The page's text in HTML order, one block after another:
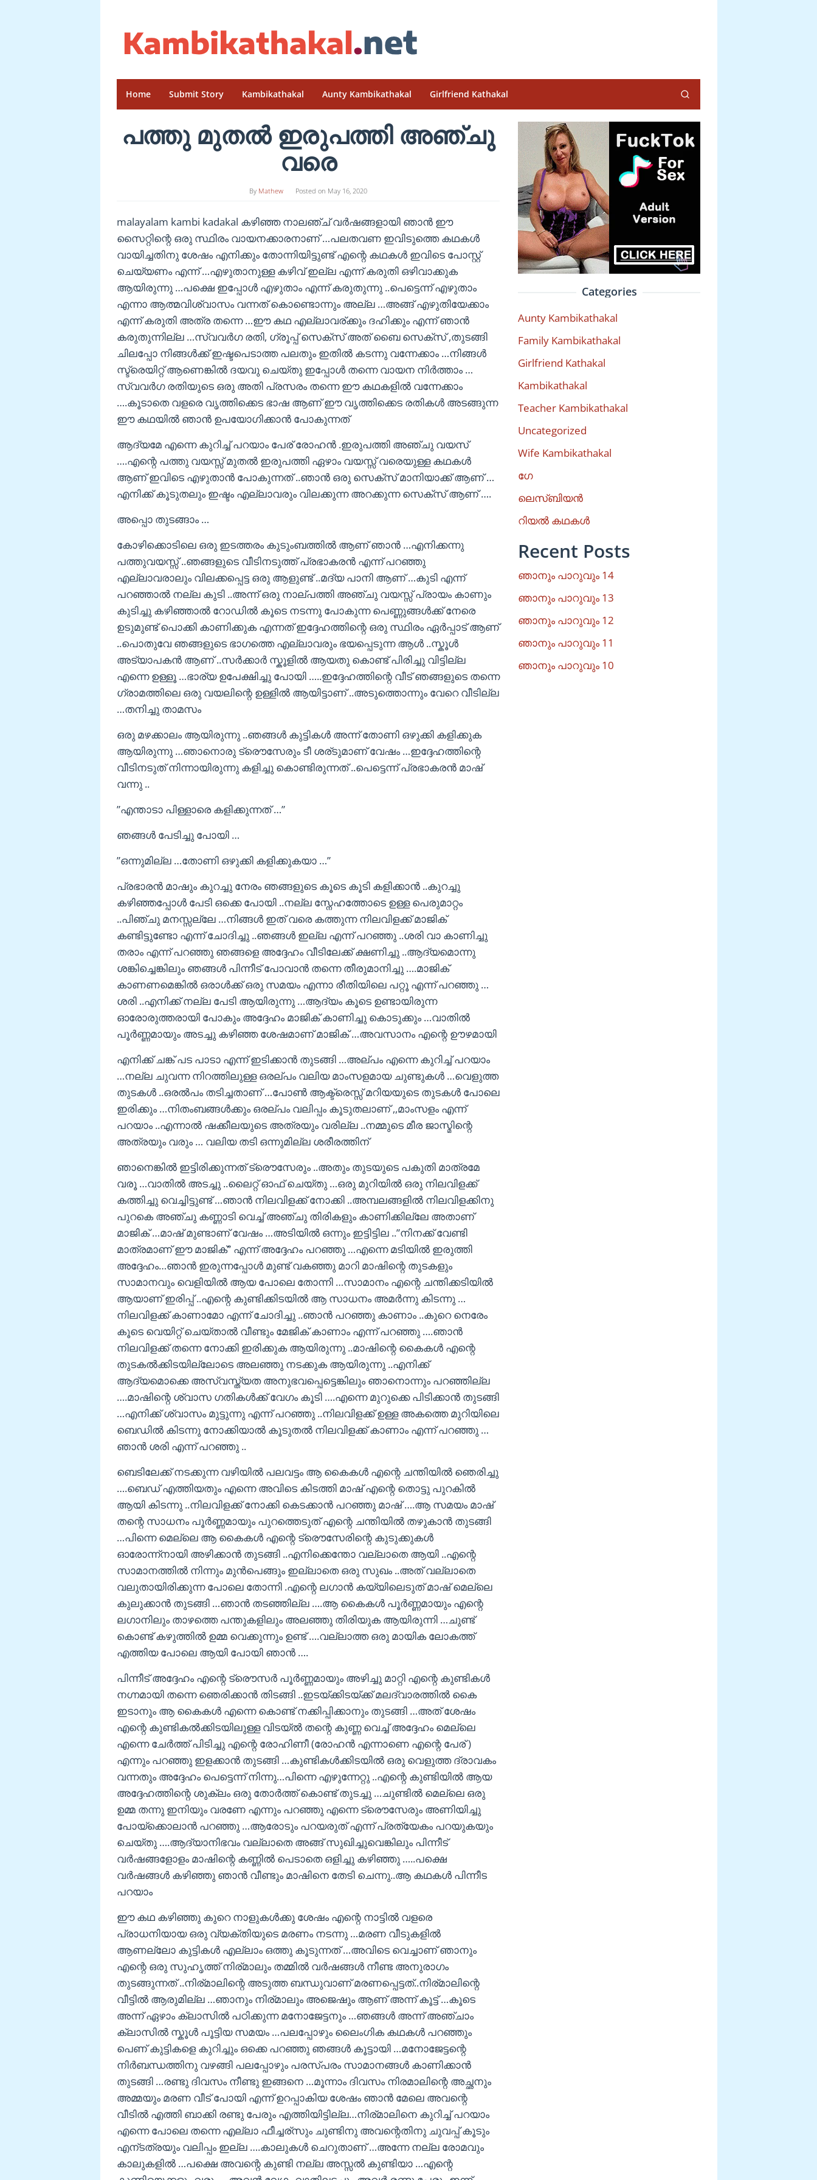
content
Home Submit Story Kambikathakal Aunty Kambikathakal Girlfriend Kathakal
പത്തു മുതല്‍ ഇരുപത്തി അഞ്ചു
വരെ
By Mathew Posted on May 16, 2020
malayalam kambi kadakal കഴിഞ്ഞ നാലഞ്ച് വര്‍ഷങ്ങളായി ഞാന്‍ ഈ
സൈറ്റിന്റെ ഒരു സ്ഥിരം വായനക്കാരനാണ് …പലതവണ ഇവിടുത്തെ കഥകള്‍
വായിച്ചതിനു ശേഷം എനിക്കും തോന്നിയിട്ടുണ്ട് എന്റെ കഥകള്‍ ഇവിടെ പോസ്റ്റ്‌
ചെയ്യണം എന്ന് …എഴുതാനുള്ള കഴിവ് ഇല്ല എന്ന് കരുതി ഒഴിവാക്കുക
ആയിരുന്നു …പക്ഷെ ഇപ്പോള്‍ എഴുതാം എന്ന് കരുതുന്നു ..പെട്ടെന്ന് എഴുതാം
എന്നാ ആത്മവിശ്വാസം വന്നത് കൊണ്ടൊന്നും അല്ല …അങ്ങ് എഴുതിയേക്കാം
എന്ന് കരുതി അത്ര തന്നെ …ഈ കഥ എല്ലാവര്ക്കും ദഹിക്കും എന്ന് ഞാന്‍
കരുതുന്നില്ല …സ്വവര്‍ഗ രതി, ഗ്രൂപ്പ് സെക്സ് അത് ബൈ സെക്സ് ,തുടങ്ങി
ചിലപ്പോ നിങ്ങള്‍ക്ക് ഇഷ്ടപെടാത്ത പലതും ഇതില്‍ കടന്നു വന്നേക്കാം …നിങ്ങള്‍
സ്ട്രെയിറ്റ് ആണെങ്കില്‍ ദയവു ചെയ്തു ഇപ്പോള്‍ തന്നെ വായന നിര്‍ത്താം …
സ്വവര്‍ഗ രതിയുടെ ഒരു അതി പ്രസരം തന്നെ ഈ കഥകളില്‍ വന്നേക്കാം
….കൂടാതെ വളരെ വൃത്തിക്കെട ഭാഷ ആണ് ഈ വൃത്തിക്കെട രതികള്‍ അടങ്ങുന്ന
ഈ കഥയില്‍ ഞാന്‍ ഉപയോഗിക്കാന്‍ പോകുന്നത്
ആദ്യമേ എന്നെ കുറിച്ച് പറയാം പേര് രോഹന്‍ .ഇരുപത്തി അഞ്ചു വയസ്
….എന്റെ പത്തു വയസ്സ് മുതല്‍ ഇരുപത്തി ഏഴാം വയസ്സ് വരെയുള്ള കഥകള്‍
ആണ് ഇവിടെ എഴുതാന്‍ പോകുന്നത് ..ഞാന്‍ ഒരു സെക്സ് മാനിയാക്ക് ആണ് …
എനിക്ക് കൂടുതലും ഇഷ്ടം എല്ലാവരും വിലക്കുന്ന അറക്കുന്ന സെക്സ് ആണ് ….
അപ്പൊ തുടങ്ങാം …
കോഴിക്കൊടിലെ ഒരു ഇടത്തരം കുടുംബത്തില്‍ ആണ് ഞാന്‍ …എനിക്കന്നു
പത്തുവയസ്സ് ..ഞങ്ങളുടെ വീടിനടുത്ത് പ്രഭാകരന്‍ എന്ന് പറഞ്ഞു
എല്ലാവരാലും വിലക്കപ്പെട്ട ഒരു ആളുണ്ട് ..മദ്യ പാനി ആണ് …കുടി എന്ന്
പറഞ്ഞാല്‍ നല്ല കുടി ..അന്ന് ഒരു നാല്പത്തി അഞ്ചു വയസ്സ് പ്രായം കാണും
കുടിച്ചു കഴിഞ്ഞാല്‍ റോഡില്‍ കൂടെ നടന്നു പോകുന്ന പെണ്ണുങ്ങള്‍ക്ക്‌ നേരെ
ഉടുമുണ്ട് പൊക്കി കാണിക്കുക എന്നത് ഇദ്ദേഹത്തിന്റെ ഒരു സ്ഥിരം ഏര്‍പ്പാട് ആണ്
..പൊതുവേ ഞങ്ങളുടെ ഭാഗത്തെ എല്ലാവരും ഭയപ്പെടുന്ന ആള്‍ ..സ്കൂള്‍
അട്യാപകന്‍ ആണ് ..സര്‍ക്കാര്‍ സ്കൂളില്‍ ആയതു കൊണ്ട് പിരിച്ചു വിട്ടില്ല
എന്നെ ഉള്ളൂ …ഭാര്യ ഉപേക്ഷിച്ചു പോയി …..ഇദ്ദേഹത്തിന്റെ വീട് ഞങ്ങളുടെ തന്നെ
ഗ്രാമത്തിലെ ഒരു വയലിന്റെ ഉള്ളില്‍ ആയിട്ടാണ് ..അടുത്തൊന്നും വേറെ വീടില്ല
…തനിച്ചു താമസം
ഒരു മഴക്കാലം ആയിരുന്നു ..ഞങ്ങള്‍ കുട്ടികള്‍ അന്ന് തോണി ഒഴുക്കി കളിക്കുക
ആയിരുന്നു …ഞാനൊരു ട്രൌസേരും ടീ ശര്ടുമാണ് വേഷം …ഇദ്ദേഹത്തിന്റെ
വീടിനടുത് നിന്നായിരുന്നു കളിച്ചു കൊണ്ടിരുന്നത് ..പെട്ടെന്ന് പ്രഭാകരന്‍ മാഷ്‌
വന്നു ..
”എന്താടാ പിള്ളാരെ കളിക്കുന്നത് …”
ഞങ്ങള്‍ പേടിച്ചു പോയി …
”ഒന്നുമില്ല …തോണി ഒഴുക്കി കളിക്കുകയാ …”
പ്രഭാരന്‍ മാഷും കുറച്ചു നേരം ഞങ്ങളുടെ കൂടെ കൂടി കളിക്കാന്‍ ..കുറച്ചു
കഴിഞ്ഞപ്പോള്‍ പേടി ഒക്കെ പോയി ..നല്ല സ്നേഹത്തോടെ ഉള്ള പെരുമാറ്റം
..പിഞ്ചു മനസ്സല്ലേ …നിങ്ങള്‍ ഇത് വരെ കത്തുന്ന നിലവിളക്ക് മാജിക്
കണ്ടിട്ടുണ്ടോ എന്ന് ചോദിച്ചു ..ഞങ്ങള്‍ ഇല്ല എന്ന് പറഞ്ഞു ..ശരി വാ കാണിച്ചു
തരാം എന്ന് പറഞ്ഞു ഞങ്ങളെ അദ്ദേഹം വീടിലേക്ക്‌ ക്ഷണിച്ചു ..ആദ്യമൊന്നു
ശങ്കിച്ചെങ്കിലും ഞങ്ങള്‍ പിന്നീട് പോവാന്‍ തന്നെ തീരുമാനിച്ചു ….മാജിക്
കാണണമെങ്കില്‍ ഒരാള്‍ക്ക്‌ ഒരു സമയം എന്നാ രീതിയിലെ പറ്റൂ എന്ന് പറഞ്ഞു …
ശരി ..എനിക്ക് നല്ല പേടി ആയിരുന്നു …ആദ്യം കൂടെ ഉണ്ടായിരുന്ന
ഓരോരുത്തരായി പോകും അദ്ദേഹം മാജിക് കാണിച്ചു കൊടുക്കും …വാതില്‍
പൂര്‍ണ്ണമായും അടച്ചു കഴിഞ്ഞ ശേഷമാണ് മാജിക് …അവസാനം എന്റെ ഊഴമായി
എനിക്ക് ചങ്ക് പട പാടാ എന്ന് ഇടിക്കാന്‍ തുടങ്ങി …അല്പം എന്നെ കുറിച്ച് പറയാം
…നല്ല ചുവന്ന നിറത്തിലുള്ള ഒരല്പം വലിയ മാംസളമായ ചുണ്ടുകള്‍ …വെളുത്ത
തുടകള്‍ ..ഒരല്‍പം തടിച്ചതാണ് …പോണ്‍ ആക്ട്രെസ്സ് മറിയയുടെ തുടകള്‍ പോലെ
ഇരിക്കും …നിതംബങ്ങള്‍ക്കും ഒരല്പം വലിപ്പം കൂടുതലാണ് ,,മാംസളം എന്ന്
പറയാം ..എന്നാല്‍ ഷക്കീലയുടെ അത്രയും വരില്ല ..നമ്മുടെ മീര ജാസ്മിന്റെ
അത്രയും വരും … വലിയ തടി ഒന്നുമില്ല ശരീരത്തിന്
ഞാനെങ്കില്‍ ഇട്ടിരിക്കുന്നത് ട്രൌസേരും ..അതും തുടയുടെ പകുതി മാത്രമേ
വരൂ …വാതില്‍ അടച്ചു ..ലൈറ്റ് ഓഫ്‌ ചെയ്തു …ഒരു മുറിയില്‍ ഒരു നിലവിളക്ക്
കത്തിച്ചു വെച്ചിട്ടുണ്ട് …ഞാന്‍ നിലവിളക്ക് നോക്കി ..അമ്പലങ്ങളില്‍ നിലവിളക്കിനു
പുറകെ അഞ്ചു കണ്ണാടി വെച്ച് അഞ്ചു തിരികളും കാണിക്കില്ലേ അതാണ്‌
മാജിക് …മാഷ്‌ മുണ്ടാണ് വേഷം …അടിയില്‍ ഒന്നും ഇട്ടിട്ടില ..”നിനക്ക് വേണ്ടി
മാത്രമാണ് ഈ മാജിക്” എന്ന് അദ്ദേഹം പറഞ്ഞു …എന്നെ മടിയില്‍ ഇരുത്തി
അദ്ദേഹം…ഞാന്‍ ഇരുന്നപ്പോള്‍ മുണ്ട് വകഞ്ഞു മാറി മാഷിന്റെ തുടകളും
സാമാനവും വെളിയില്‍ ആയ പോലെ തോന്നി …സാമാനം എന്റെ ചന്തിക്കടിയില്‍
ആയാണ് ഇരിപ്പ് ..എന്റെ കുണ്ടിക്കിടയില്‍ ആ സാധനം അമര്‍ന്നു കിടന്നു …
നിലവിളക്ക് കാണാമോ എന്ന് ചോദിച്ചു ..ഞാന്‍ പറഞ്ഞു കാണാം ..കുറെ നെരേം
കൂടെ വെയിറ്റ് ചെയ്‌താല്‍ വീണ്ടും മേജിക് കാണാം എന്ന് പറഞ്ഞു ….ഞാന്‍
നിലവിളക്ക് തന്നെ നോക്കി ഇരിക്കുക ആയിരുന്നു ..മാഷിന്റെ കൈകള്‍ എന്റെ
തുടകല്‍ക്കിടയില്ലോടെ അലഞ്ഞു നടക്കുക ആയിരുന്നു ..എനിക്ക്
ആദ്യമൊക്കെ അസ്വസ്ത്യത അനുഭവപ്പെട്ടെങ്കിലും ഞാനൊന്നും പറഞ്ഞില്ല
….മാഷിന്റെ ശ്വാസ ഗതികള്‍ക്ക് വേഗം കൂടി ….എന്നെ മുറുക്കെ പിടിക്കാന്‍ തുടങ്ങി
…എനിക്ക് ശ്വാസം മുട്ടുന്നു എന്ന് പറഞ്ഞു ..നിലവിളക്ക് ഉള്ള അകത്തെ മുറിയിലെ
ബെഡില്‍ കിടന്നു നോക്കിയാല്‍ കൂടുതല്‍ നിലവിളക്ക് കാണാം എന്ന് പറഞ്ഞു …
ഞാന്‍ ശരി എന്ന് പറഞ്ഞു ..
ബെടിലേക്ക് നടക്കുന്ന വഴിയില്‍ പലവട്ടം ആ കൈകള്‍ എന്റെ ചന്തിയില്‍ ഞെരിച്ചു
….ബെഡ് എത്തിയതും എന്നെ അവിടെ കിടത്തി മാഷ്‌ എന്റെ തൊട്ടു പുറകില്‍
ആയി കിടന്നു ..നിലവിളക്ക് നോക്കി കെടക്കാന്‍ പറഞ്ഞു മാഷ്‌ ….ആ സമയം മാഷ്‌
തന്റെ സാധനം പൂര്‍ണ്ണമായും പുറത്തെടുത് എന്റെ ചന്തിയില്‍ തഴുകാന്‍ തുടങ്ങി
…പിന്നെ മെല്ലെ ആ കൈകള്‍ എന്റെ ട്രൌസേരിന്റെ കുടുക്കുകള്‍
ഓരോന്ന്നായി അഴിക്കാന്‍ തുടങ്ങി ..എനിക്കെന്തോ വല്ലാതെ ആയി ..എന്റെ
സാമാനത്തില്‍ നിന്നും മുന്‍പെങ്ങും ഇല്ലാതെ ഒരു സുഖം ..അത് വല്ലാതെ
വലുതായിരിക്കുന്ന പോലെ തോന്നി .എന്റെ ലഗാന്‍ കയ്യിലെടുത് മാഷ്‌ മെല്ലെ
കുലുക്കാന്‍ തുടങ്ങി …ഞാന്‍ തടഞ്ഞില്ല ….ആ കൈകള്‍ പൂര്‍ണ്ണമായും എന്റെ
ലഗാനിലും താഴത്തെ പന്തുകളിലും അലഞ്ഞു തിരിയുക ആയിരുന്നി …ചുണ്ട്
കൊണ്ട് കഴുത്തില്‍ ഉമ്മ വെക്കുന്നും ഉണ്ട് ….വല്ലാത്ത ഒരു മായിക ലോകത്ത്
എത്തിയ പോലെ ആയി പോയി ഞാന്‍ ….
പിന്നീട് അദ്ദേഹം എന്റെ ട്രൌസര്‍ പൂര്‍ണ്ണമായും അഴിച്ചു മാറ്റി എന്റെ കുണ്ടികള്‍
നഗ്നമായി തന്നെ ഞെരിക്കാന്‍ തിടങ്ങി ..ഇടയ്ക്കിടയ്ക്ക് മലദ്വാരത്തില്‍ കൈ
ഇടാനും ആ കൈകള്‍ എന്നെ കൊണ്ട് നക്കിപ്പിക്കാനും തുടങ്ങി …അത് ശേഷം
എന്റെ കുണ്ടികല്‍ക്കിടയിലുള്ള വിടയ്ല്‍ തന്റെ കുണ്ണ വെച്ച് അദ്ദേഹം മെല്ലെ
എന്നെ ചേര്‍ത്ത് പിടിച്ചു എന്റെ രോഹിണീ (രോഹന്‍ എന്നാണെ എന്റെ പേര് )
എന്നും പറഞ്ഞു ഇളക്കാന്‍ തുടങ്ങി …കുണ്ടികള്‍ക്കിടയില്‍ ഒരു വെളുത്ത ദ്രാവകം
വന്നതും അദ്ദേഹം പെട്ടെന്ന് നിന്നു…പിന്നെ എഴുന്നേറ്റു ..എന്റെ കുണ്ടിയില്‍ ആയ
അദ്ദേഹത്തിന്റെ ശുക്ലം ഒരു തോര്‍ത്ത്‌ കൊണ്ട് തുടച്ചു …ചുണ്ടില്‍ മെല്ലെ ഒരു
ഉമ്മ തന്നു ഇനിയും വരണേ എന്നും പറഞ്ഞു എന്നെ ട്രൌസേരും അണിയിച്ചു
പോയ്ക്കൊലാന്‍ പറഞ്ഞു …ആരോടും പറയരുത് എന്ന് പ്രത്യേകം പറയുകയും
ചെയ്തു ….ആദ്യാനിഭവം വല്ലാതെ അങ്ങ് സുഖിച്ചുവെങ്കിലും പിന്നീട്
വര്‍ഷങ്ങളോളം മാഷിന്റെ കണ്ണില്‍ പെടാതെ ഒളിച്ചു കഴിഞ്ഞു …..പക്ഷെ
വര്‍ഷങ്ങള്‍ കഴിഞ്ഞു ഞാന്‍ വീണ്ടും മാഷിനെ തേടി ചെന്നു..ആ കഥകള്‍ പിന്നീട
പറയാം
ഈ കഥ കഴിഞ്ഞു കുറെ നാളുകള്‍ക്കു ശേഷം എന്റെ നാട്ടില്‍ വളരെ
പ്രാധനിയായ ഒരു വ്യക്തിയുടെ മരണം നടന്നു …മരണ വീടുകളില്‍
ആണല്ലോ കുട്ടികള്‍ എല്ലാം ഒത്തു കൂടുന്നത് …അവിടെ വെച്ചാണ് ഞാനും
എന്റെ ഒരു സുഹൃത്ത് നിര്മാലും തമ്മില്‍ വര്‍ഷങ്ങള്‍ നീണ്ട അനുരാഗം
തുടങ്ങുന്നത് ..നിര്മാലിന്റെ അടുത്ത ബന്ധുവാണ് മരണപ്പെട്ടത്..നിര്മാലിന്റെ
വീട്ടില്‍ ആരുമില്ല …ഞാനും നിര്മാലും അജെഷും ആണ് അന്ന് കൂട്ട് …കൂടെ
അന്ന് ഏഴാം ക്ലാസില്‍ പഠിക്കുന്ന മനോജേട്ടനും …ഞങ്ങള്‍ അന്ന് അഞ്ചാം
ക്ലാസില്‍ സ്കൂള്‍ പൂട്ടിയ സമയം …പലപ്പോഴും ലൈംഗിക കഥകള്‍ പറഞ്ഞും
പെണ് കുട്ടികളെ കുറിച്ചും ഒക്കെ പറഞ്ഞു ഞങ്ങള്‍ കൂട്ടായി …മനോജേട്ടന്റെ
നിര്‍ബന്ധത്തിനു വഴങ്ങി പലപ്പോഴും പരസ്പരം സാമാനങ്ങള്‍ കാണിക്കാന്‍
തുടങ്ങി …രണ്ടു ദിവസം നീണ്ടു ഇങ്ങനെ …മൂന്നാം ദിവസം നിരമാലിന്റെ അച്ഛനും
അമ്മയും മരണ വീട് പോയി എന്ന് ഉറപ്പാകിയ ശേഷം ഞാന്‍ മേലെ അവന്റെ
വീടില്‍ എത്തി ബാക്കി രണ്ടു പേരും എത്തിയിട്ടില്ല…നിര്മാലിനെ കുറിച്ച് പറയാം
എന്നെ പോലെ തന്നെ എല്ലാ ഫീച്ചര്സും ചുണ്ടിനു അവന്റെതിനു ചുവപ്പ് കൂടും
എന്ടത്രയും വലിപ്പം ഇല്ല ….കാലുകള്‍ ചെറുതാണ് …അന്നേ നല്ല രോമവും
കാലുകളില്‍ …പക്ഷെ അവന്റെ കുണ്ടി നല്ല അസ്സല്‍ കുണ്ടിയാ …എന്റെ
Categories
Aunty Kambikathakal
Family Kambikathakal
Girlfriend Kathakal
Kambikathakal
Teacher Kambikathakal
Uncategorized
Wife Kambikathakal
ഗേ
ലെസ്ബിയൻ
റിയൽ കഥകൾ
Recent Posts
ഞാനും പാറുവും 14
ഞാനും പാറുവും 13
ഞാനും പാറുവും 12
ഞാനും പാറുവും 11
ഞാനും പാറുവും 10